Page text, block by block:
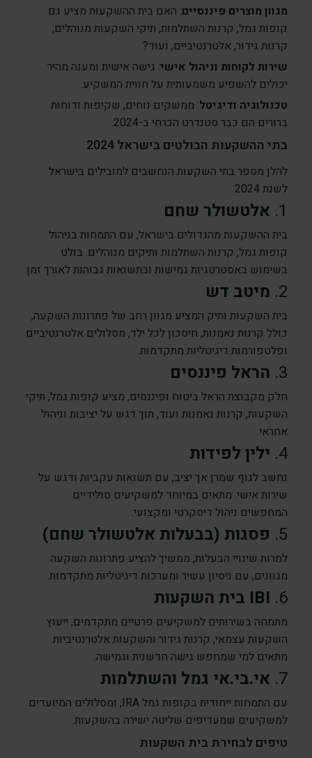
מגוון מוצרים פיננסיים: האם בית ההשקעות מציע גם
קופות גמל, קרנות השתלמות, תיקי השקעות מנוהלים,
קרנות גידור, אלטרנטיביים, ועוד?
שירות לקוחות וניהול אישי: גישה אישית ומענה מהיר
יכולים להשפיע משמעותית על חווית המשקיע.
טכנולוגיה ודיגיטל: ממשקים נוחים, שקיפות ודוחות
ברורים הם כבר סטנדרט הכרחי ב-2024.
בתי ההשקעות הבולטים בישראל 2024
להלן מספר בתי השקעות הנחשבים למובילים בישראל
לשנת 2024:
1. אלטשולר שחם
בית ההשקעות מהגדולים בישראל, עם התמחות בניהול
קופות גמל, קרנות השתלמות ותיקים מנוהלים. בולט
בשימוש באסטרטגיות גמישות ובתשואות גבוהות לאורך זמן.
2. מיטב דש
בית השקעות ותיק המציע מגוון רחב של פתרונות השקעה,
כולל קרנות נאמנות, חיסכון לכל ילד, מסלולים אלטרנטיביים
ופלטפורמות דיגיטליות מתקדמות.
3. הראל פיננסים
חלק מקבוצת הראל ביטוח ופיננסים, מציע קופות גמל, תיקי
השקעות, קרנות נאמנות ועוד, תוך דגש על יציבות וניהול
אחראי.
4. ילין לפידות
נחשב לגוף שמרן אך יציב, עם תשואות עקביות ודגש על
שירות אישי. מתאים במיוחד למשקיעים סולידיים
המחפשים ניהול דיסקרטי ומקצועי.
5. פסגות (בבעלות אלטשולר שחם)
למרות שינויי הבעלות, ממשיך להציע פתרונות השקעה
מגוונים, עם ניסיון עשיר ומערכות דיגיטליות מתקדמות.
6. IBI בית השקעות
מתמחה בשירותים למשקיעים פרטיים מתקדמים, ייעוץ
השקעות עצמאי, קרנות גידור והשקעות אלטרנטיביות.
מתאים למי שמחפש גישה חדשנית וגמישה.
7. אי.בי.אי גמל והשתלמות
עם התמחות ייחודית בקופות גמל IRA, ומסלולים המיועדים
למשקיעים שמעדיפים שליטה ישירה בהשקעות.
טיפים לבחירת בית השקעות